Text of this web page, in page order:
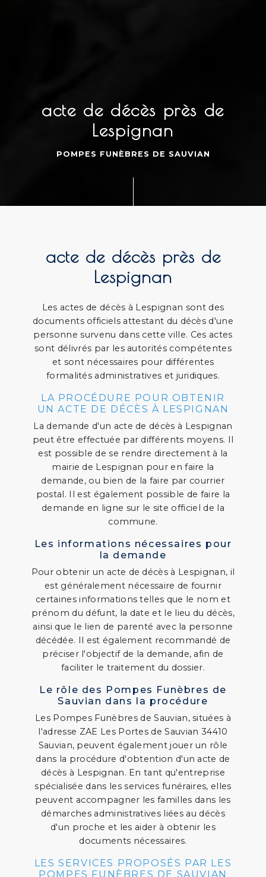
acte de décès près de
Lespignan
POMPES FUNÈBRES DE SAUVIAN
acte de décès près de
Lespignan
Les actes de décès à Lespignan sont des
documents officiels attestant du décès d'une
personne survenu dans cette ville. Ces actes
sont délivrés par les autorités compétentes
et sont nécessaires pour différentes
formalités administratives et juridiques.
LA PROCÉDURE POUR OBTENIR
UN ACTE DE DÉCÈS À LESPIGNAN
La demande d'un acte de décès à Lespignan
peut être effectuée par différents moyens. Il
est possible de se rendre directement à la
mairie de Lespignan pour en faire la
demande, ou bien de la faire par courrier
postal. Il est également possible de faire la
demande en ligne sur le site officiel de la
commune.
Les informations nécessaires pour
la demande
Pour obtenir un acte de décès à Lespignan, il
est généralement nécessaire de fournir
certaines informations telles que le nom et
prénom du défunt, la date et le lieu du décès,
ainsi que le lien de parenté avec la personne
décédée. Il est également recommandé de
préciser l'objectif de la demande, afin de
faciliter le traitement du dossier.
Le rôle des Pompes Funèbres de
Sauvian dans la procédure
Les Pompes Funèbres de Sauvian, situées à
l'adresse ZAE Les Portes de Sauvian 34410
Sauvian, peuvent également jouer un rôle
dans la procédure d'obtention d'un acte de
décès à Lespignan. En tant qu'entreprise
spécialisée dans les services funéraires, elles
peuvent accompagner les familles dans les
démarches administratives liées au décès
d'un proche et les aider à obtenir les
documents nécessaires.
LES SERVICES PROPOSÉS PAR LES
POMPES FUNÈBRES DE SAUVIAN